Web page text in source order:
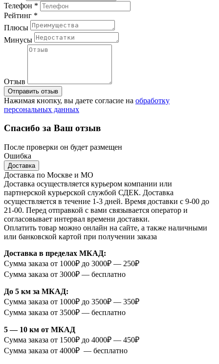
Телефон *
Рейтинг *
Плюсы
Минусы
Отзыв
Отправить отзыв
Нажимая кнопку, вы даете согласие на обработку
персональных данных
Спасибо за Ваш отзыв
После проверки он будет размещен
Ошибка
Доставка
Доставка по Москве и МО
Доставка осуществляется курьером компании или
партнерской курьерской службой СДЕК. Доставка
осуществляется в течение 1-3 дней. Время доставки с 9-00 до
21-00. Перед отправкой с вами связывается оператор и
согласовывает интервал времени доставки.
Оплатить товар можно онлайн на сайте, а также наличными
или банковской картой при получении заказа
Доставка в пределах МКАД:
Сумма заказа от 1000₽ до 3000₽ — 250₽
Сумма заказа от 3000₽ — бесплатно
До 5 км за МКАД:
Сумма заказа от 1000₽ до 3500₽ — 350₽
Сумма заказа от 3500₽ — бесплатно
5 — 10 км от МКАД
Сумма заказа от 1500₽ до 4000₽ — 450₽
Сумма заказа от 4000₽ — бесплатно